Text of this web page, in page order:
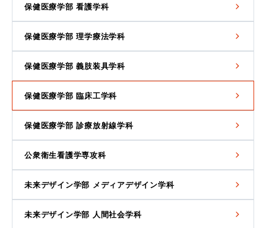
保健医療学部 看護学科
保健医療学部 理学療法学科
保健医療学部 義肢装具学科
保健医療学部 臨床工学科
保健医療学部 診療放射線学科
公衆衛生看護学専攻科
未来デザイン学部 メディアデザイン学科
未来デザイン学部 人間社会学科